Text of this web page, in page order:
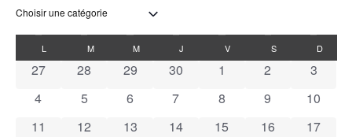
vues
Évènements
Sélectionnez
une
date.Calendrier
de
Évènements
L M M J V S D
0 évènements
27 0 évènements
28 0 évènements
29 0 évènements
30 0 évènements
1 0 évènements
2 0
3
0 évènements
4 0 évènements
5 0 évènements
6 0 évènements
7 0 évènements
8 0 évènements
9 0
10
0 évènements
11 0 évènements
12 0 évènements
13 0 évènements
14 0 évènements
15 0 évènements
16 0
17